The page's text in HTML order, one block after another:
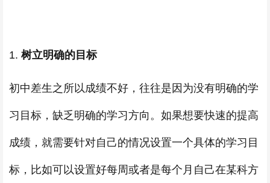
1. 树立明确的目标
初中差生之所以成绩不好，往往是因为没有明确的学
习目标，缺乏明确的学习方向。如果想要快速的提高
成绩，就需要针对自己的情况设置一个具体的学习目
标，比如可以设置好每周或者是每个月自己在某科方